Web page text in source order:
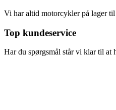
Vi har altid motorcykler på lager
Top kundeservice
Har du spørgsmål står vi klar til at